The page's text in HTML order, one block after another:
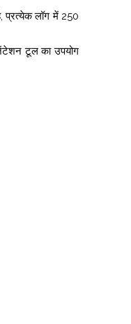
प्रत्येक लॉग में 250
टूल का उपयोग